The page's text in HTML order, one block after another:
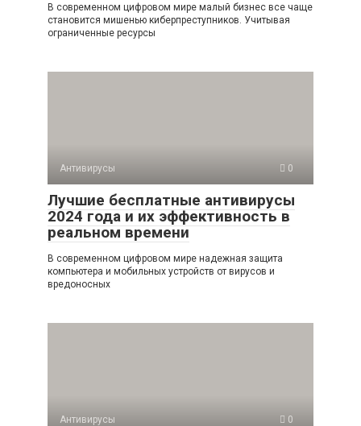
В современном цифровом мире малый бизнес все чаще
становится мишенью киберпреступников. Учитывая
ограниченные ресурсы
Антивирусы 0
Лучшие бесплатные антивирусы
2024 года и их эффективность в
реальном времени
В современном цифровом мире надежная защита
компьютера и мобильных устройств от вирусов и
вредоносных
Антивирусы 0